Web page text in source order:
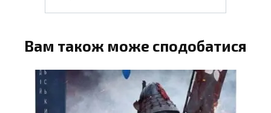
Вам також може сподобатися